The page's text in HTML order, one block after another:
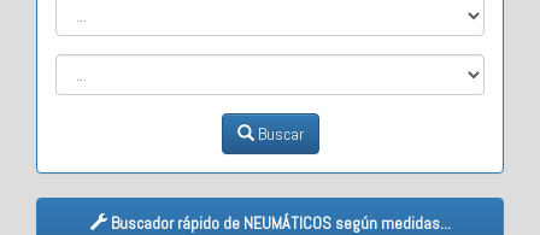
Buscar
Buscador rápido de NEUMÁTICOS según medidas...